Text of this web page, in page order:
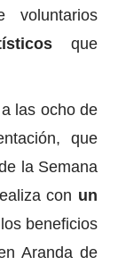
que
las ocho de
que
la Semana
con un
beneficios
Aranda de